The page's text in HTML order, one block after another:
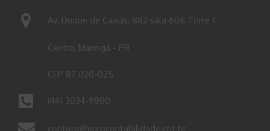
Av. Duque de Caxias, 882 sala 606 Torre II
Centro, Maringá - PR
CEP 87.020-025
(44) 3034-9800
contato@eurocontabilidade.cnt.br